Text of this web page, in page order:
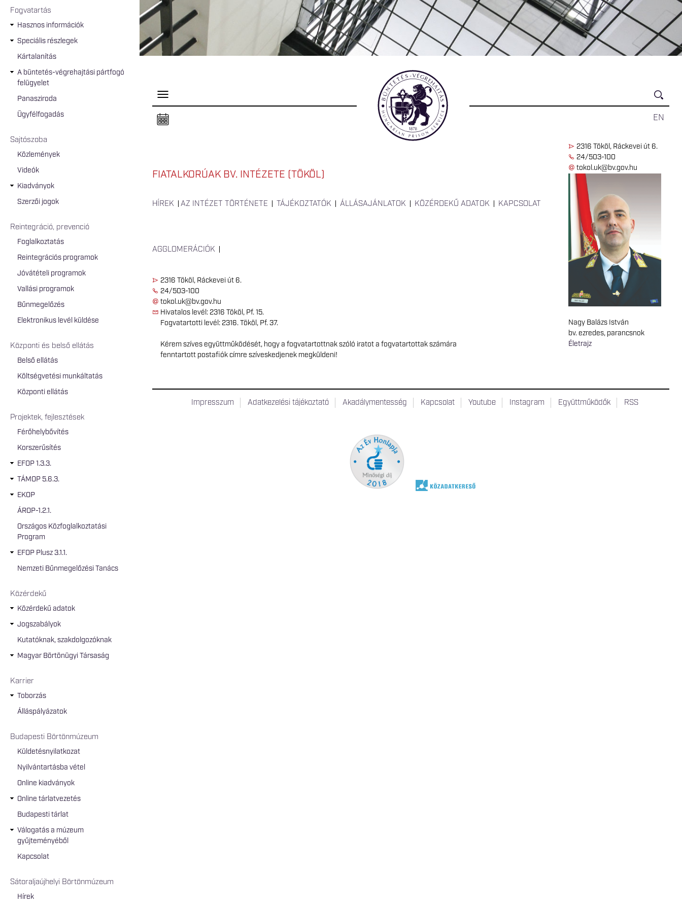
Fogvatartás
Hasznos információk
Speciális részlegek
Kártalanítás
A büntetés-végrehajtási pártfogó
felügyelet
Panasziroda
Ügyfélfogadás
Sajtószoba
Közlemények
Videók
Kiadványok
Szerzői jogok
Reintegráció, prevenció
Foglalkoztatás
Reintegrációs programok
Jóvátételi programok
Vallási programok
Bűnmegelőzés
Elektronikus levél küldése
Központi és belső ellátás
Belső ellátás
Költségvetési munkáltatás
Központi ellátás
Projektek, fejlesztések
Férőhelybővítés
Korszerűsítés
EFOP 1.3.3.
TÁMOP 5.6.3.
EKOP
ÁROP-1.2.1.
Országos Közfoglalkoztatási
Program
EFOP Plusz 3.1.1.
Nemzeti Bűnmegelőzési Tanács
Közérdekű
Közérdekű adatok
Jogszabályok
Kutatóknak, szakdolgozóknak
Magyar Börtönügyi Társaság
Karrier
Toborzás
Álláspályázatok
Budapesti Börtönmúzeum
Küldetésnyilatkozat
Nyilvántartásba vétel
Online kiadványok
Online tárlatvezetés
Budapesti tárlat
Válogatás a múzeum
gyűjteményéből
Kapcsolat
Sátoraljaújhelyi Börtönmúzeum
Hírek
EN
P
e
l
s
a
FIATALKORÚAK BV. INTÉZETE (TÖKÖL)
2316 Tököl, Ráckevei út 6.
24/503-100
tokol.uk@bv.gov.hu
Nagy Balázs István
bv. ezredes, parancsnok
Életrajz
HÍREK AZ INTÉZET TÖRTÉNETE TÁJÉKOZTATÓK ÁLLÁSAJÁNLATOK KÖZÉRDEKŰ ADATOK KAPCSOLAT
AGGLOMERÁCIÓK
2316 Tököl, Ráckevei út 6.
24/503-100
tokol.uk@bv.gov.hu
Hivatalos levél: 2316 Tököl, Pf. 15.
Fogvatartotti levél: 2316. Tököl, Pf. 37.
Kérem szíves együttműködését, hogy a fogvatartottnak szóló iratot a fogvatartottak számára
fenntartott postafiók címre szíveskedjenek megküldeni!
Impresszum Adatkezelési tájékoztató Akadálymentesség Kapcsolat Youtube Instagram Együttműködők RSS